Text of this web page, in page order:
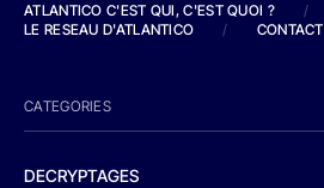
ATLANTICO C'EST QUI, C'EST QUOI ?
/
LE RESEAU D'ATLANTICO
/ CONTACT
CATEGORIES
DECRYPTAGES